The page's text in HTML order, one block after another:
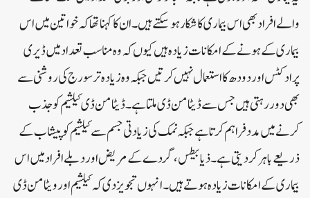
والے افراد بھی اس بیماری کا شکار ہوسکتے ہیں۔ان کا کہنا تھا کہ خواتین میں اس
بیماری کے ہونے کے امکانات زیادہ ہیں کیوں کہ وہ مناسب تعداد میں ڈیری
پرادکٹس اور دودھ کا استعمال نہیں کرتیں جبکہ وہ زیادہ تر سورج کی روشنی سے
بھی دور رہتی ہیں جس سے ڈیٹامن ڈی ملتا ہے۔ڈیٹامن ڈی کیلشیم کو جذب
کرنے میں مدد فراہم کرتا ہے جبکہ نمک کی زیادتی جسم سے کیلشیم کو پیشاب کے
ذریعے باہر کردیتی ہے۔ذیابیطس، گردے کے مریض اور دبلے افراد میں اس
بیماری کے امکانات زیادہ ہوتے ہیں۔انہوں تجویز دی کہ کیلشیم اور ویٹامن ڈی